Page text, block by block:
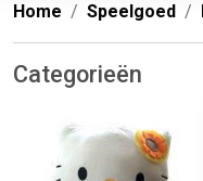
Home Speelgoed
Categorieën